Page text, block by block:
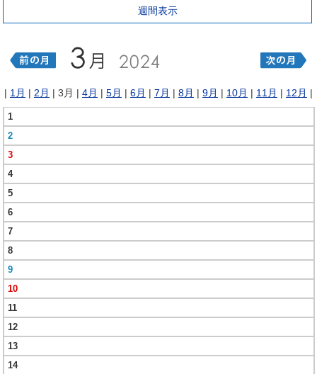
週間表示
| 1月 | 2月 | 3月 | 4月 | 5月 | 6月 | 7月 | 8月 | 9月 | 10月 | 11月 | 12月 |
1
2
3
4
5
6
7
8
9
10
11
12
13
14